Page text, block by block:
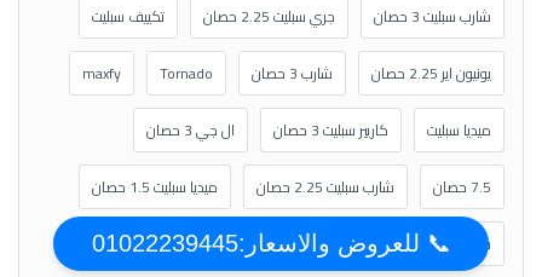
شارب سبليت 3 حصان جري سبليت 2.25 حصان تكييف سبليت
يونيون اير 2.25 حصان شارب 3 حصان Tornado
maxfy
ميديا سبليت كاريير سبليت 3 حصان ال جي 3 حصان
7.5 حصان شارب سبليت 2.25 حصان ميديا سبليت 1.5 حصان
سبليت 2.25 حصان كاريير سبليت 2.25 حصان سبليت 3 حصان 📞 للعروض والاسعار:01022239445